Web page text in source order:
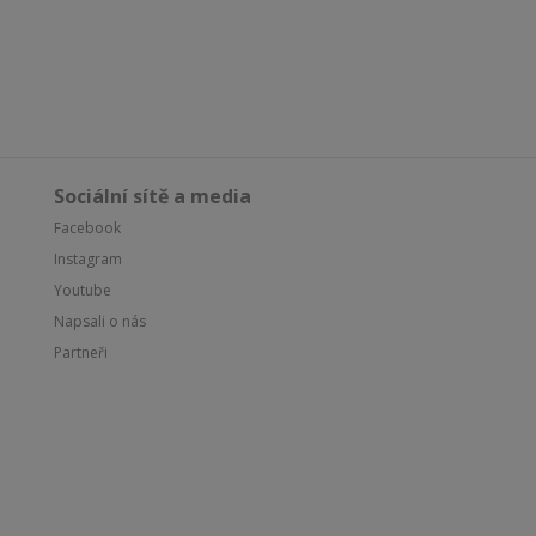
Sociální sítě a media
Facebook
Instagram
Youtube
Napsali o nás
Partneři